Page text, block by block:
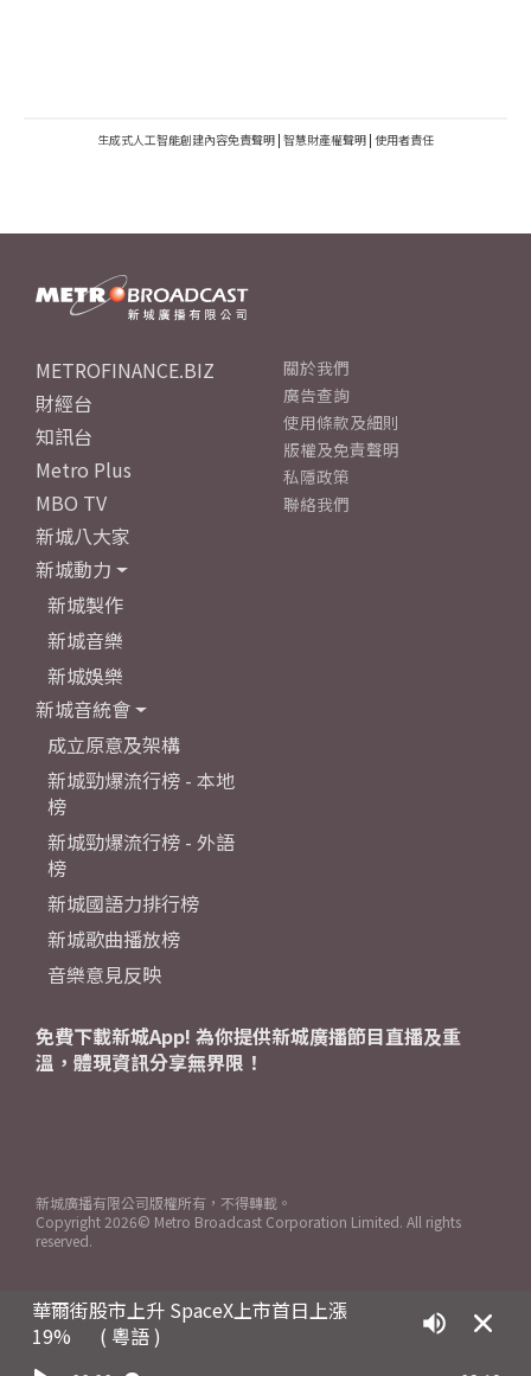
生成式人工智能創建內容免責聲明 | 智慧財產權聲明 | 使用者責任
華爾街股市上升 SpaceX上市首日上漲
19%
( 粵語 )
METROFINANCE.BIZ
財經台
知訊台
Metro Plus
MBO TV
新城八大家
新城動力
新城製作
新城音樂
新城娛樂
新城音統會
成立原意及架構
新城勁爆流行榜 - 本地
榜
新城勁爆流行榜 - 外語
榜
新城國語力排行榜
新城歌曲播放榜
音樂意見反映
關於我們
廣告查詢
使用條款及細則
版權及免責聲明
私隱政策
聯絡我們
免費下載新城App! 為你提供新城廣播節目直播及重
溫，體現資訊分享無界限！
新城廣播有限公司版權所有，不得轉載。
Copyright 2026© Metro Broadcast Corporation Limited. All rights
reserved.